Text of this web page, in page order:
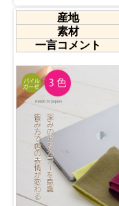
産地
素材
一言コメント